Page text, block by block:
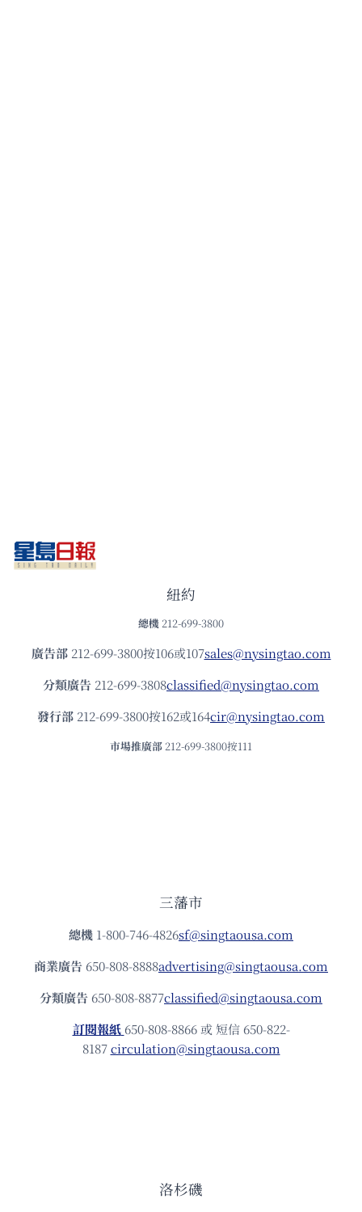
紐約
總機 212-699-3800
廣告部212-699-3800按106或107sales@nysingtao.com
分類廣告 212-699-3808classified@nysingtao.com
發⾏部 212-699-3800按162或164cir@nysingtao.com
市場推廣部 212-699-3800按111
三藩市
總機 1-800-746-4826sf@singtaousa.com
商業廣告 650-808-8888advertising@singtaousa.com
分類廣告 650-808-8877classified@singtaousa.com
訂閱報紙 650-808-8866 或 短信 650-822-
8187circulation@singtaousa.com
洛杉磯